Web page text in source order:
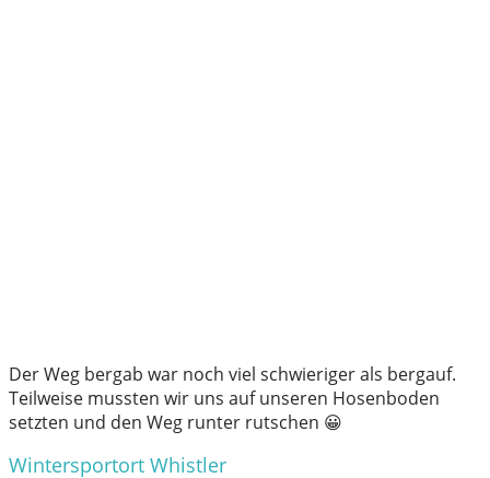
Der Weg bergab war noch viel schwieriger als bergauf.
Teilweise mussten wir uns auf unseren Hosenboden
setzten und den Weg runter rutschen 😀
Wintersportort Whistler